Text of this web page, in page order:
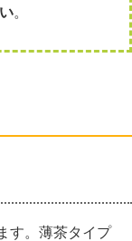
。
す。薄茶タイプ